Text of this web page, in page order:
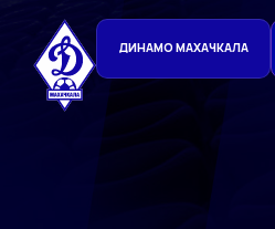
ДИНАМО МАХАЧКАЛА